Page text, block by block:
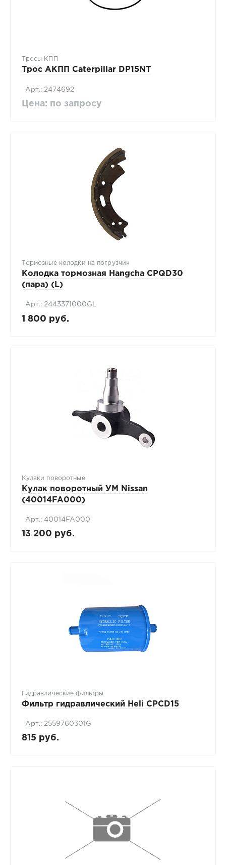
Тросы КПП
Трос АКПП Caterpillar DP15NT
Арт.: 2474692
Цена: по запросу
Тормозные колодки на погрузчик
Колодка тормозная Hangcha CPQD30
(пара) (L)
Арт.: 2443371000GL
1 800 руб.
Кулаки поворотные
Кулак поворотный УМ Nissan
(40014FA000)
Арт.: 40014FA000
13 200 руб.
Гидравлические фильтры
Фильтр гидравлический Heli CPCD15
Арт.: 2559760301G
815 руб.